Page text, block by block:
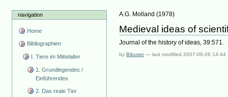
navigation
Home
Bibliographien
I. Tiere im Mittelalter
1. Grundlegendes /
Einführendes
2. Das reale Tier
A.G. Molland (1978)
Medieval ideas of
Journal of the history of ideas, 39:571.
byBibuser —last modified2007-06-26 14:44